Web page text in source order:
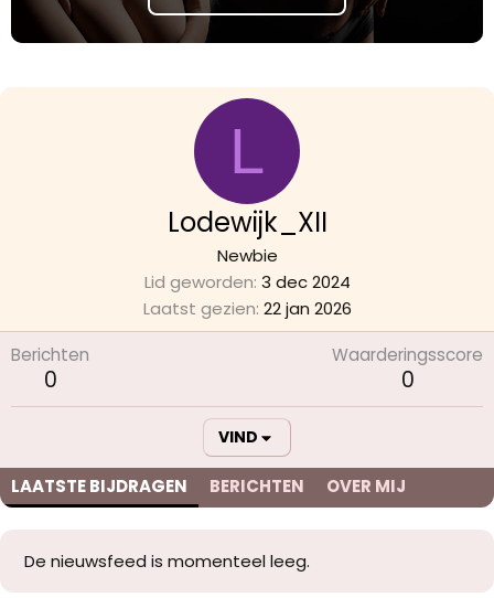
L
Lodewijk_XII
Newbie
Lid geworden 3 dec 2024
Laatst gezien 22 jan 2026
Berichten
0
Waarderingsscore
0
VIND
LAATSTE BIJDRAGEN BERICHTEN OVER MIJ
De nieuwsfeed is momenteel leeg.